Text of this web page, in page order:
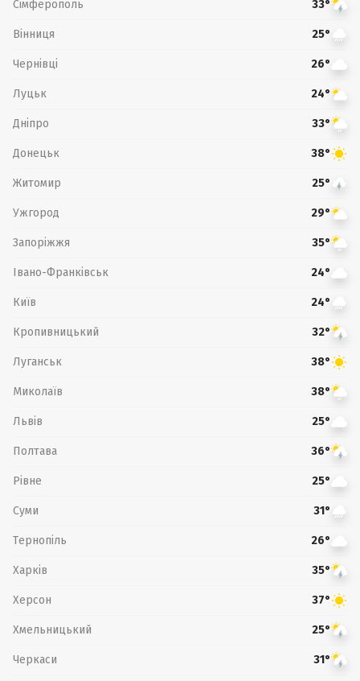
Сімферополь 33°
Вінниця 25°
Чернівці 26°
Луцьк 24°
Дніпро 33°
Донецьк 38°
Житомир 25°
Ужгород 29°
Запоріжжя 35°
Івано-Франківськ 24°
Київ 24°
Кропивницький 32°
Луганськ 38°
Миколаїв 38°
Львів 25°
Полтава 36°
Рівне 25°
Суми 31°
Тернопіль 26°
Харків 35°
Херсон 37°
Хмельницький 25°
Черкаси 31°